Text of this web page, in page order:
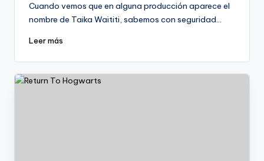
Cuando vemos que en alguna producción aparece el
nombre de Taika Waititi, sabemos con seguridad…
Leer más